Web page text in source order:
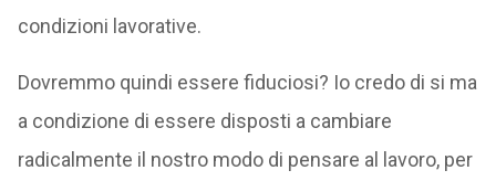
condizioni lavorative.
Dovremmo quindi essere fiduciosi? Io credo di si ma
a condizione di essere disposti a cambiare
radicalmente il nostro modo di pensare al lavoro, per